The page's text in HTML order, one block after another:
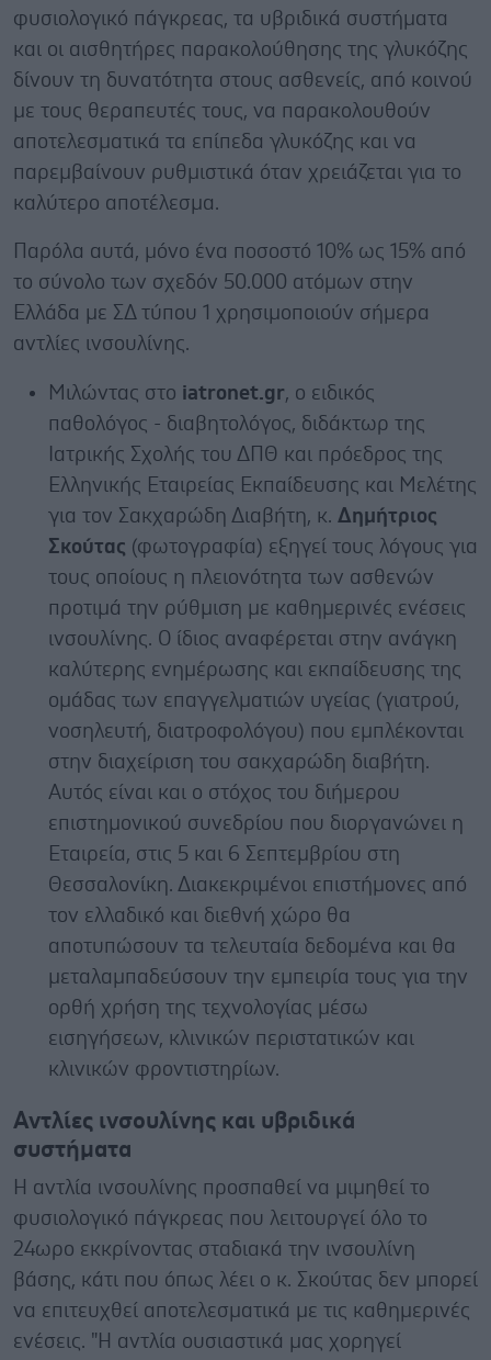
φυσιολογικό πάγκρεας, τα υβριδικά συστήματα
και οι αισθητήρες παρακολούθησης της γλυκόζης
δίνουν τη δυνατότητα στους ασθενείς, από κοινού
με τους θεραπευτές τους, να παρακολουθούν
αποτελεσματικά τα επίπεδα γλυκόζης και να
παρεμβαίνουν ρυθμιστικά όταν χρειάζεται για το
καλύτερο αποτέλεσμα.
Παρόλα αυτά, μόνο ένα ποσοστό 10% ως 15% από
το σύνολο των σχεδόν 50.000 ατόμων στην
Ελλάδα με ΣΔ τύπου 1 χρησιμοποιούν σήμερα
αντλίες ινσουλίνης.
Μιλώντας στο iatronet.gr, ο ειδικός
παθολόγος - διαβητολόγος, διδάκτωρ της
Ιατρικής Σχολής του ΔΠΘ και πρόεδρος της
Ελληνικής Εταιρείας Εκπαίδευσης και Μελέτης
για τον Σακχαρώδη Διαβήτη, κ. Δημήτριος
Σκούτας (φωτογραφία) εξηγεί τους λόγους για
τους οποίους η πλειονότητα των ασθενών
προτιμά την ρύθμιση με καθημερινές ενέσεις
ινσουλίνης. Ο ίδιος αναφέρεται στην ανάγκη
καλύτερης ενημέρωσης και εκπαίδευσης της
ομάδας των επαγγελματιών υγείας (γιατρού,
νοσηλευτή, διατροφολόγου) που εμπλέκονται
στην διαχείριση του σακχαρώδη διαβήτη.
Αυτός είναι και ο στόχος του διήμερου
επιστημονικού συνεδρίου που διοργανώνει η
Εταιρεία, στις 5 και 6 Σεπτεμβρίου στη
Θεσσαλονίκη. Διακεκριμένοι επιστήμονες από
τον ελλαδικό και διεθνή χώρο θα
αποτυπώσουν τα τελευταία δεδομένα και θα
μεταλαμπαδεύσουν την εμπειρία τους για την
ορθή χρήση της τεχνολογίας μέσω
εισηγήσεων, κλινικών περιστατικών και
κλινικών φροντιστηρίων.
Αντλίες ινσουλίνης και υβριδικά
συστήματα
Η αντλία ινσουλίνης προσπαθεί να μιμηθεί το
φυσιολογικό πάγκρεας που λειτουργεί όλο το
24ωρο εκκρίνοντας σταδιακά την ινσουλίνη
βάσης, κάτι που όπως λέει ο κ. Σκούτας δεν μπορεί
να επιτευχθεί αποτελεσματικά με τις καθημερινές
ενέσεις. "Η αντλία ουσιαστικά μας χορηγεί